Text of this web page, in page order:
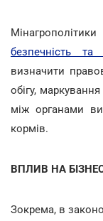
безпечність та
визначити
обігу,
між органами
кормів.
ВПЛИВ НА
Зокрема, в